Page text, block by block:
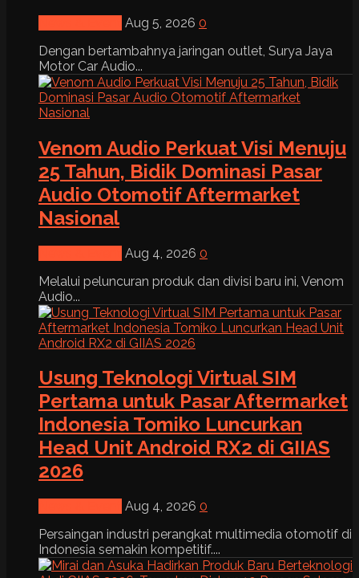
Aug 5, 2026 0
Dengan bertambahnya jaringan outlet, Surya Jaya
Motor Car Audio...
Venom Audio Perkuat Visi Menuju
25 Tahun, Bidik Dominasi Pasar
Audio Otomotif Aftermarket
Nasional
Aug 4, 2026 0
Melalui peluncuran produk dan divisi baru ini, Venom
Audio...
Usung Teknologi Virtual SIM
Pertama untuk Pasar Aftermarket
Indonesia Tomiko Luncurkan
Head Unit Android RX2 di GIIAS
2026
Aug 4, 2026 0
Persaingan industri perangkat multimedia otomotif di
Indonesia semakin kompetitif....